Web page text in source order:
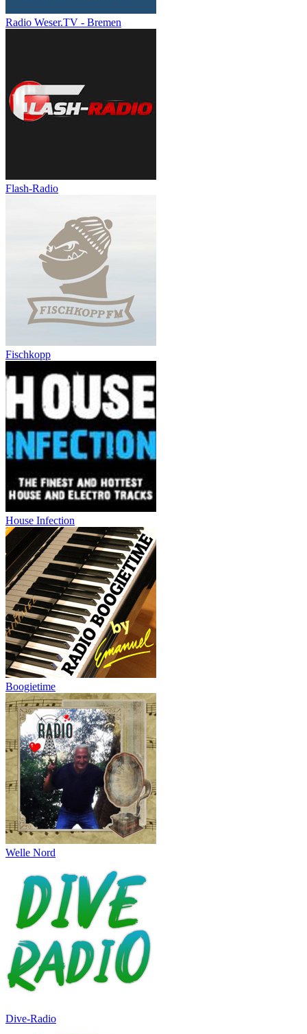
Radio Weser.TV - Bremen
Flash-Radio
Fischkopp
House Infection
Boogietime
Welle Nord
Dive-Radio